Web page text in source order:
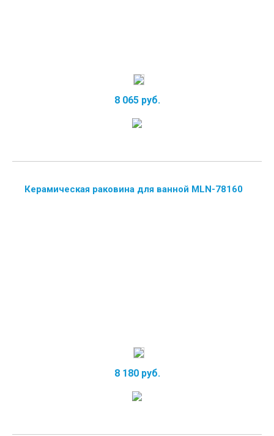
8 065 руб.
Керамическая раковина для ванной MLN-78160
8 180 руб.